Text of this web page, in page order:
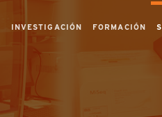
INVESTIGACIÓN FORMACIÓN